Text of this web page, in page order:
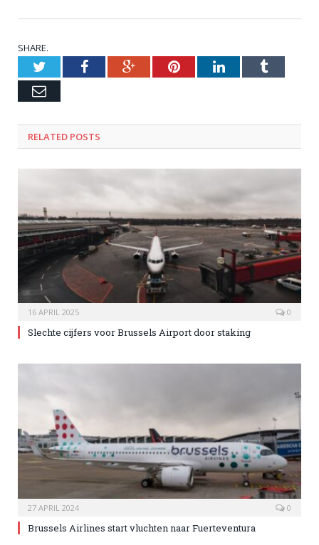
SHARE.
TwitterFacebookGoogle+PinterestLinkedInTumblr
Email
RELATED POSTS
16 APRIL 2025 0
Slechte cijfers voor Brussels Airport door staking
27 APRIL 2024 0
Brussels Airlines start vluchten naar Fuerteventura